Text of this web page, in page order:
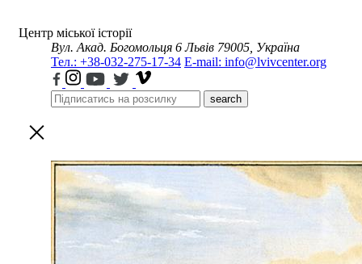
Центр міської історії
Вул. Акад. Богомольця 6 Львів 79005, Україна
Тел.: +38-032-275-17-34 E-mail: info@lvivcenter.org
search